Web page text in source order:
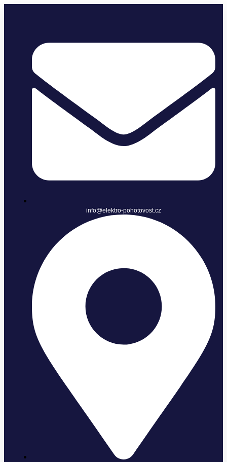
info@elektro-pohotovost.cz